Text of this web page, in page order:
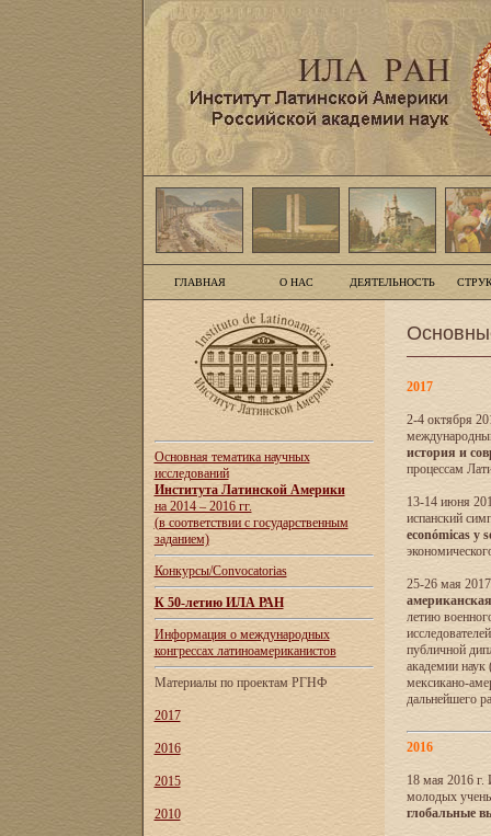
ГЛАВНАЯ О НАС ДЕЯТЕЛЬНОСТЬ
Основная тематика научных
исследований
Института Латинской Америки
на 2014 – 2016 гг.
(в соответствии с государственным
заданием)
Конкурсы/Convocatorias
К 50-летию ИЛА РАН
Информация о международных
конгрессах латиноамериканистов
Материалы по проектам РГНФ
2017
2016
2015
2010
2017
2-4 октября
история и
процессам
13-14 июня
испанский
económicas y
25-26 мая
летию
публичной
академии
мексикано-
дальнейшего
2016
18 мая 2016 г.
молодых
глобальные